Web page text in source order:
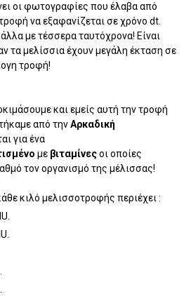
οι φωτογραφίες που έλαβα από
να εξαφανίζεται σε χρόνο dt.
με τέσσερα ταυτόχρονα! Είναι
τα μελίσσια έχουν μεγάλη έκταση σε
τροφή!
και εμείς αυτή την τροφή
από τηνΑρκαδική
για ένα
με βιταμίνεςοι οποίες
τον οργανισμό της μέλισσας!
κιλό μελισσοτροφής περιέχει :